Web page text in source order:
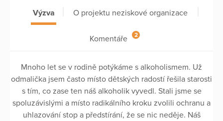
Výzva O projektu neziskové organizace
Komentáře 2
Mnoho let se v rodině potýkáme s alkoholismem. Už
odmalička jsem často místo dětských radostí řešila starosti
s tím, co zase ten náš alkoholik vyvedl. Stali jsme se
spoluzávislými a místo radikálního kroku zvolili ochranu a
uhlazování stop a předstírání, že se nic neděje. Náš